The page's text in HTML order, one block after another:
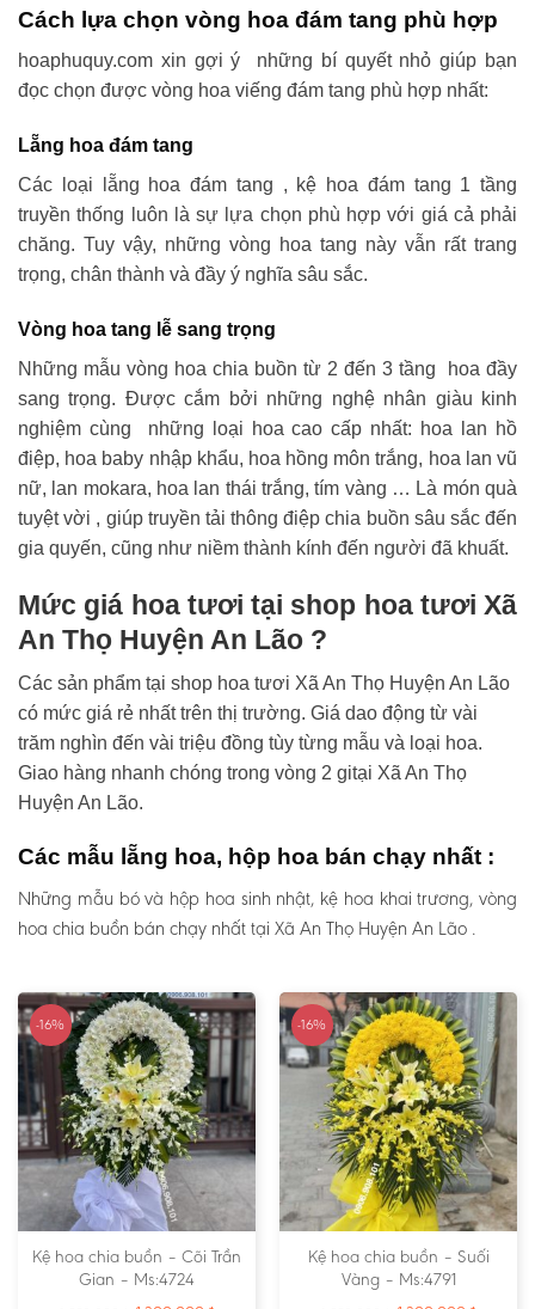
Cách lựa chọn vòng hoa đám tang phù hợp
hoaphuquy.com xin gợi ý những bí quyết nhỏ giúp bạn
đọc chọn được vòng hoa viếng đám tang phù hợp nhất:
Lẵng hoa đám tang
Các loại lẵng hoa đám tang , kệ hoa đám tang 1 tầng
truyền thống luôn là sự lựa chọn phù hợp với giá cả phải
chăng. Tuy vậy, những vòng hoa tang này vẫn rất trang
trọng, chân thành và đầy ý nghĩa sâu sắc.
Vòng hoa tang lễ sang trọng
Những mẫu vòng hoa chia buồn từ 2 đến 3 tầng hoa đầy
sang trọng. Được cắm bởi những nghệ nhân giàu kinh
nghiệm cùng những loại hoa cao cấp nhất: hoa lan hồ
điệp, hoa baby nhập khẩu, hoa hồng môn trắng, hoa lan vũ
nữ, lan mokara, hoa lan thái trắng, tím vàng … Là món quà
tuyệt vời , giúp truyền tải thông điệp chia buồn sâu sắc đến
gia quyến, cũng như niềm thành kính đến người đã khuất.
Mức giá hoa tươi tại shop hoa tươi Xã
An Thọ Huyện An Lão ?
Các sản phẩm tại shop hoa tươi Xã An Thọ Huyện An Lão
có mức giá rẻ nhất trên thị trường. Giá dao động từ vài
trăm nghìn đến vài triệu đồng tùy từng mẫu và loại hoa.
Giao hàng nhanh chóng trong vòng 2 gitại Xã An Thọ
Huyện An Lão.
Các mẫu lẵng hoa, hộp hoa bán chạy nhất :
Những mẫu bó và hộp hoa sinh nhật, kệ hoa khai trương, vòng
hoa chia buồn bán chạy nhất tại Xã An Thọ Huyện An Lão .
-16%
Kệ hoa chia buồn – Cõi Trần
Gian – Ms:4724
-16%
Kệ hoa chia buồn – Suối
Vàng – Ms:4791